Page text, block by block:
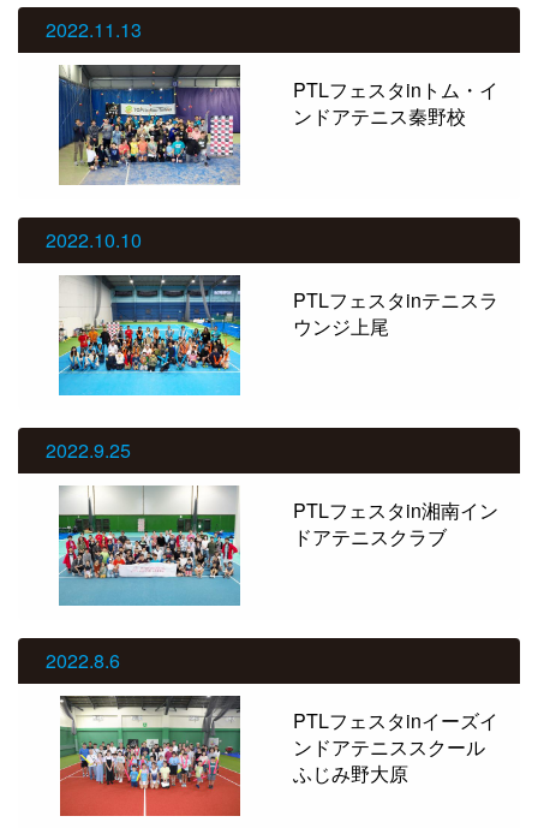
2022.11.13
PTLフェスタinトム・イ
ンドアテニス秦野校
2022.10.10
PTLフェスタinテニスラ
ウンジ上尾
2022.9.25
PTLフェスタin湘南イン
ドアテニスクラブ
2022.8.6
PTLフェスタinイーズイ
ンドアテニススクール
ふじみ野大原